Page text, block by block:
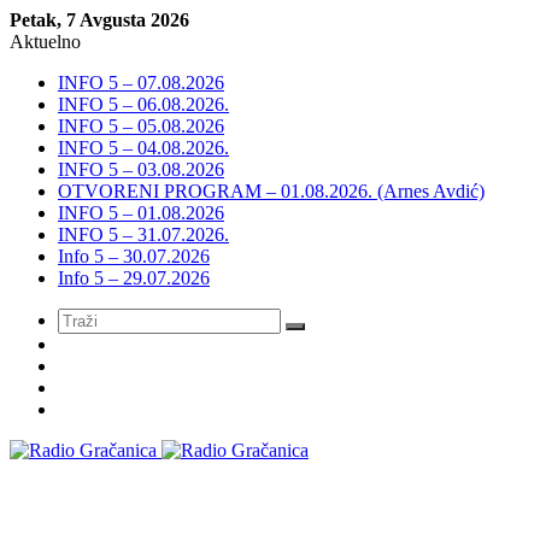
Petak, 7 Avgusta 2026
Aktuelno
INFO 5 – 07.08.2026
INFO 5 – 06.08.2026.
INFO 5 – 05.08.2026
INFO 5 – 04.08.2026.
INFO 5 – 03.08.2026
OTVORENI PROGRAM – 01.08.2026. (Arnes Avdić)
INFO 5 – 01.08.2026
INFO 5 – 31.07.2026.
Info 5 – 30.07.2026
Info 5 – 29.07.2026
Meni